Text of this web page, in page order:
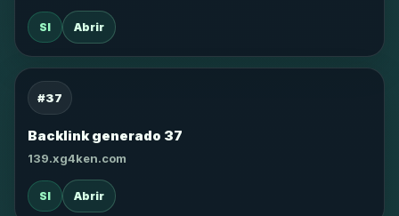
SI Abrir
#37
Backlink generado 37
139.xg4ken.com
SI Abrir